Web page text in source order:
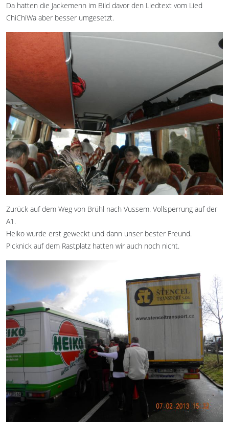
Da hatten die Jackemenn im Bild davor den Liedtext vom Lied
ChiChiWa aber besser umgesetzt.
Zurück auf dem Weg von Brühl nach Vussem. Vollsperrung auf der
A1.
Heiko wurde erst geweckt und dann unser bester Freund.
Picknick auf dem Rastplatz hatten wir auch noch nicht.